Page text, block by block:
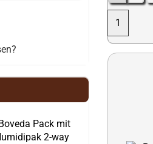
1
Pack mit
2-way